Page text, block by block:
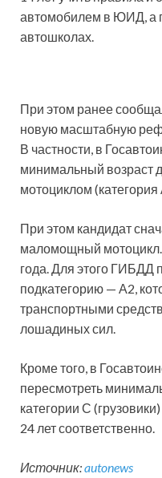
автомобилем в ЮИД, а
автошколах.
При этом ранее
новую масштабную
В частности, в
минимальный возраст
мотоциклом (категория
При этом кандидат
маломощный
года. Для этого ГИБДД
подкатегорию — А2,
транспортными
лошадиных сил.
Кроме того, в
пересмотреть
категории С
24 лет соответственно.
Источник:autonews